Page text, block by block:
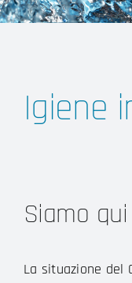
Igiene
Siamo
La situazione del